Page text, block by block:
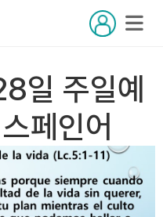
일 주일예
페인어